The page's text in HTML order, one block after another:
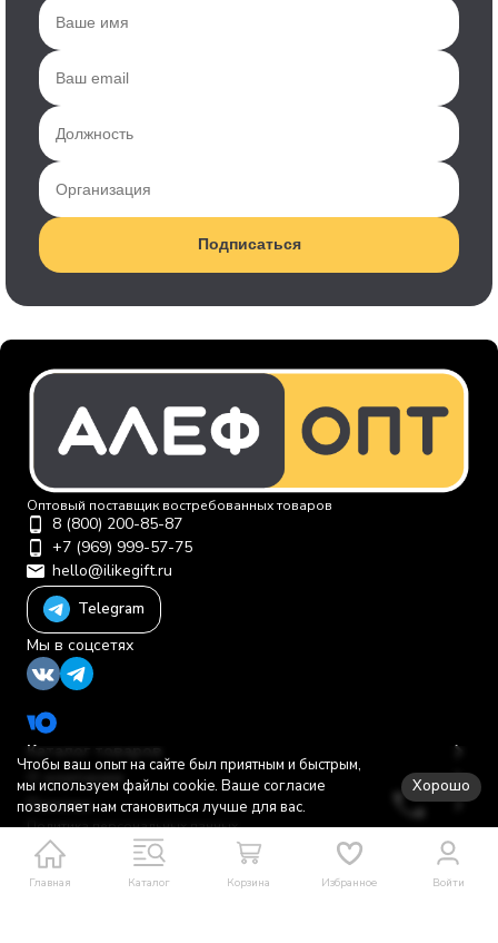
Подписаться
Главная Каталог Корзина Избранное Войти
Оптовый поставщик востребованных товаров
8 (800) 200-85-87
+7 (969) 999-57-75
hello@ilikegift.ru
Telegram
Мы в соцсетях
Каталог товаров
О компании
Помощь
Политика персональных данных
© 2012-2026 ООО "Первая торговая компания"
Чтобы ваш опыт на сайте был приятным и быстрым,
мы используем файлы cookie. Ваше согласие
позволяет нам становиться лучше для вас.
Хорошо